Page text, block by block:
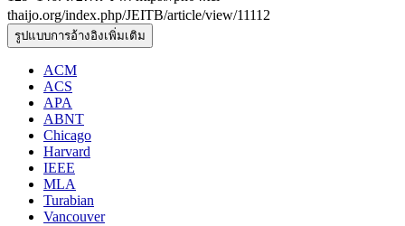
thaijo.org/index.php/JEITB/article/view/11112
รูปแบบการอ้างอิงเพิ่มเติม
ACM
ACS
APA
ABNT
Chicago
Harvard
IEEE
MLA
Turabian
Vancouver